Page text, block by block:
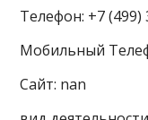
Телефон: +7 (499)
Мобильный
Сайт: nan